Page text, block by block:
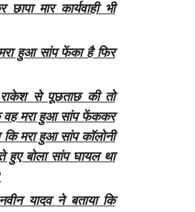
मार कार्यवाही भी
हुआ सांप फेंका है फिर
से पूछताछ की तो
वह मरा हुआ सांप फेंककर
मरा हुआ सांप कॉलोनी
बोला सांप घायल था
यादव ने बताया कि